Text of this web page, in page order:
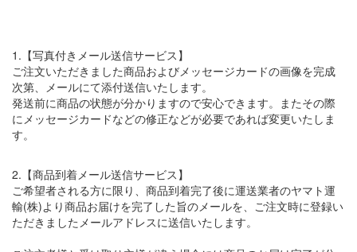
1.【写真付きメール送信サービス】
ご注文いただきました商品およびメッセージカードの画像を完成
次第、メールにて添付送信いたします。
発送前に商品の状態が分かりますので安心できます。またその際
にメッセージカードなどの修正などが必要であれば変更いたしま
す。
2.【商品到着メール送信サービス】
ご希望者される方に限り、商品到着完了後に運送業者のヤマト運
輸(株)より商品お届けを完了した旨のメールを、ご注文時に登録い
ただきましたメールアドレスに送信いたします。